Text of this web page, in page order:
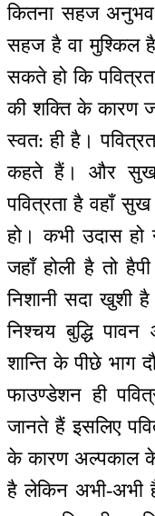
कितना सहज अनुभव
सहज है वा मुश्किल
सकते हो कि
की शक्ति के कारण
स्वत: ही है।
कहते हैं। और सुख
पवित्रता है वहाँ सुख
हो। कभी उदास
जहाँ होली है तो
निशानी सदा खुशी
निश्चय बुद्धि
शान्ति के पीछे भाग
फाउण्डेशन ही
जानते हैं इसलिए
के कारण अल्पकाल के
है लेकिन अभी-अभी